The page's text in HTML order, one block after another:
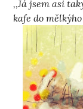
,,Já jsem asi
kafe do